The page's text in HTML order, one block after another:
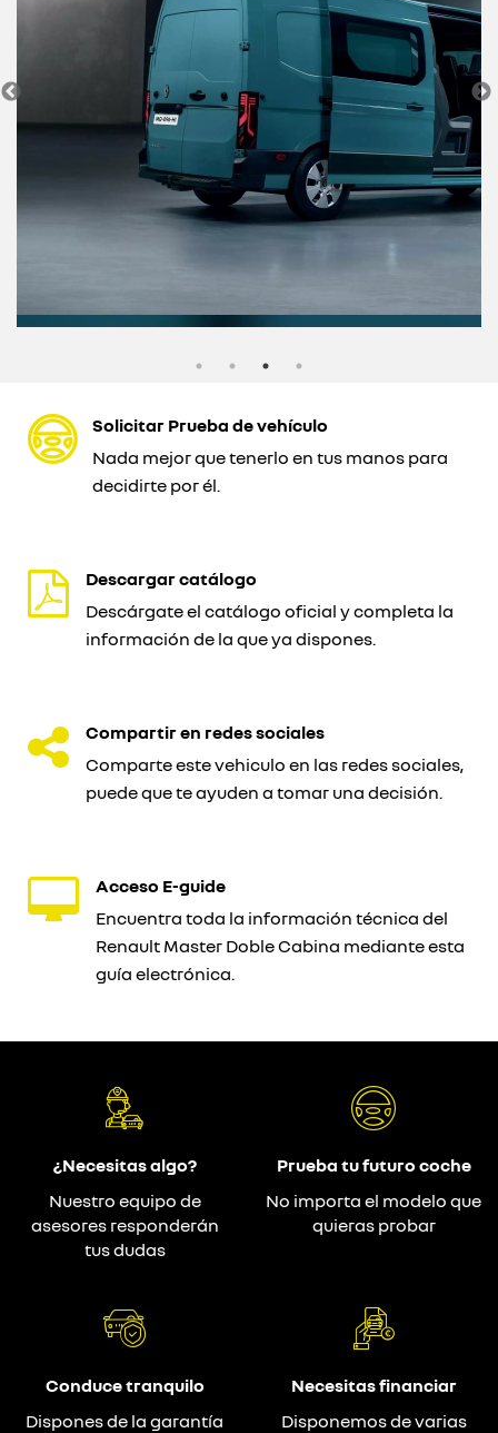
Solicitar Prueba de vehículo
Nada mejor que tenerlo en tus manos para
decidirte por él.
Descargar catálogo
Descárgate el catálogo oficial y completa la
información de la que ya dispones.
Compartir en redes sociales
Comparte este vehiculo en las redes sociales,
puede que te ayuden a tomar una decisión.
Acceso E-guide
Encuentra toda la información técnica del
Renault Master Doble Cabina mediante esta
guía electrónica.
¿Necesitas algo?
Nuestro equipo de
asesores responderán
tus dudas
Prueba tu futuro coche
No importa el modelo que
quieras probar
Conduce tranquilo
Dispones de la garantía
Necesitas financiar
Disponemos de varias